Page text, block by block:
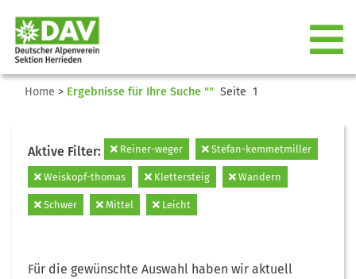
Home > Ergebnisse für Ihre Suche "" Seite 1
Aktive Filter: Reiner-weger Stefan-kemmetmiller
Weiskopf-thomas Klettersteig Wandern
Schwer Mittel Leicht
Für die gewünschte Auswahl haben wir aktuell